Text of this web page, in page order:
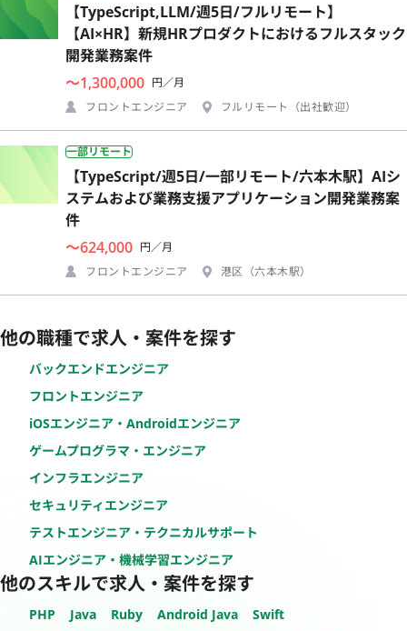
【TypeScript,LLM/週5日/フルリモート】
【AI×HR】新規HRプロダクトにおけるフルスタック
開発業務案件
〜1,300,000 円／月
フロントエンジニア
フルリモート（出社歓迎）
一部リモート
【TypeScript/週5日/一部リモート/六本木駅】AIシ
ステムおよび業務支援アプリケーション開発業務案
件
〜624,000 円／月
フロントエンジニア
港区（六本木駅）
他の職種で求人・案件を探す
バックエンドエンジニア
フロントエンジニア
iOSエンジニア・Androidエンジニア
ゲームプログラマ・エンジニア
インフラエンジニア
セキュリティエンジニア
テストエンジニア・テクニカルサポート
AIエンジニア・機械学習エンジニア
他のスキルで求人・案件を探す
PHP Java Ruby Android Java
Swift